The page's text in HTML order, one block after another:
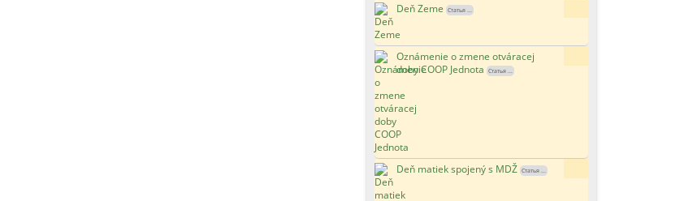
Deň Zeme Статья ...
Oznámenie o zmene otváracej
doby COOP Jednota
Статья ...
Deň matiek spojený s MDŽ Статья ...